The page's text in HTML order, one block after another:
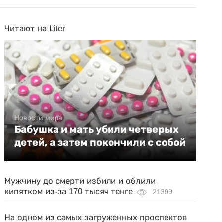
Читают на Liter
Новости мира
Бабушка и мать убили четверых
детей, а затем покончили с собой
Мужчину до смерти избили и облили
кипятком из-за 170 тысяч тенге
21399
На одном из самых загруженных проспектов